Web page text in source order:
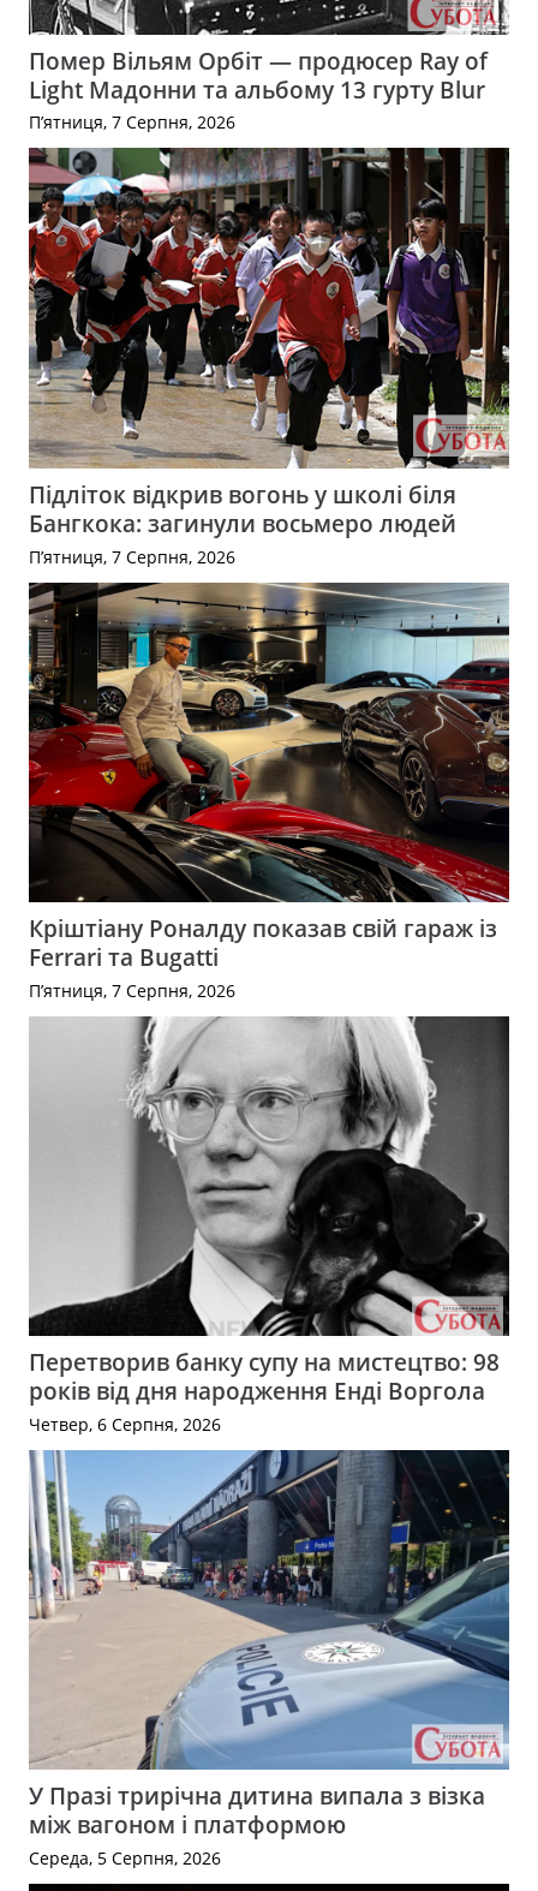
Помер Вільям Орбіт — продюсер Ray of
Light Мадонни та альбому 13 гурту Blur
П’ятниця, 7 Серпня, 2026
Підліток відкрив вогонь у школі біля
Бангкока: загинули восьмеро людей
П’ятниця, 7 Серпня, 2026
Кріштіану Роналду показав свій гараж із
Ferrari та Bugatti
П’ятниця, 7 Серпня, 2026
Перетворив банку супу на мистецтво: 98
років від дня народження Енді Воргола
Четвер, 6 Серпня, 2026
У Празі трирічна дитина випала з візка
між вагоном і платформою
Середа, 5 Серпня, 2026